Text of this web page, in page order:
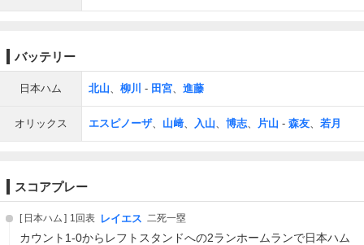
バッテリー
日本ハム 北山、 柳川 - 田宮、 進藤
オリックス エスピノーザ、 山﨑、 入山、 博志、 片山 - 森友、 若月
スコアプレー
日本ハム 1回表 レイエス 二死一塁
カウント1-0からレフトスタンドへの2ランホームランで日本ハム